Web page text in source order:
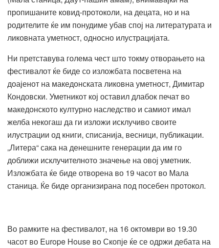
пропишаните ковид-протоколи, на децата, но и на
родителите ќе им понудиме убав спој на литературата и
ликовната уметност, односно илустрацијата.
Ни претставува голема чест што токму отворањето на
фестивалот ќе биде со изложбата посветена на
доајенот на македонската ликовна уметност, Димитар
Кондовски. Уметникот кој оставил длабок печат во
македонското културно наследство и самиот имал
желба некогаш да ги изложи исклучиво своите
илустрации од книги, списанија, весници, публикации.
„Литера“ сака на денешните генерации да им го
доближи исклучителното значење на овој уметник.
Изложбата ќе биде отворена во 19 часот во Мала
станица. Ќе биде организирана под посебен протокол.
Во рамките на фестивалот, на 16 октомври во 19.30
часот во Europe House во Скопје ќе се одржи дебата на